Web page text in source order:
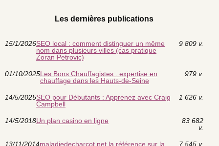
Les dernières publications
15/1/2026SEO local : comment distinguer un même
nom dans plusieurs villes (cas pratique
Zoran Petrovic)
9 809 v.
01/10/2025Les Bons Chauffagistes : expertise en
chauffage dans les Hauts-de-Seine
979 v.
14/5/2025SEO pour Débutants : Apprenez avec Craig
Campbell
1 626 v.
14/5/2018Un plan casino en ligne
83 682
v.
13/11/2014maladiedecharcot.net la référence sur la 7 545 v.